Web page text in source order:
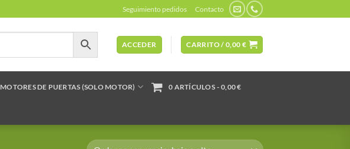
Seguimiento pedidos Contacto
ACCEDER CARRITO / 0,00 €
MOTORES DE PUERTAS (SOLO MOTOR) 0 ARTÍCULOS 0,00 €